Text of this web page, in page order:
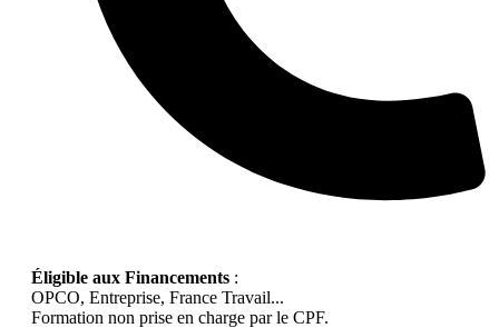
Éligible aux Financements :
OPCO, Entreprise, France Travail...
Formation non prise en charge par le CPF.